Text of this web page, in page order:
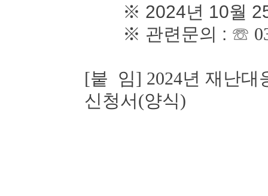
※ 2024년 10월 25
※ 관련문의 : ☏
[붙 임] 2024년 재난대
신청서(양식)